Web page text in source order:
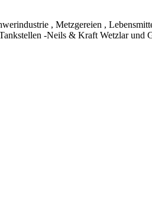
, Metzgereien ,
-Neils & Kraft Wetzlar